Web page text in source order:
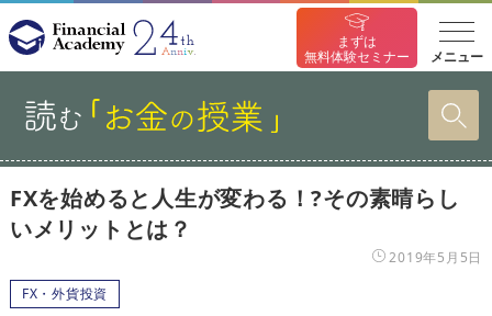
まずは
無料体験セミナー
メニュー
FXを始めると人生が変わる！?その素晴らし
いメリットとは？
2019年5月5日
FX・外貨投資